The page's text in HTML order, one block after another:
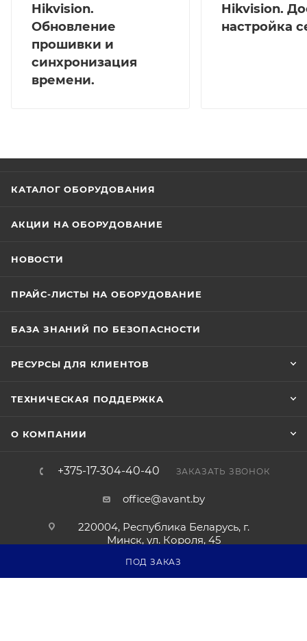
ПОД ЗАКАЗ
Hikvision.
Обновление
прошивки и
синхронизация
времени.
Hikvision.
настройка
КАТАЛОГ ОБОРУДОВАНИЯ
АКЦИИ НА ОБОРУДОВАНИЕ
НОВОСТИ
ПРАЙС-ЛИСТЫ НА ОБОРУДОВАНИЕ
БАЗА ЗНАНИЙ ПО БЕЗОПАСНОСТИ
РЕСУРСЫ ДЛЯ КЛИЕНТОВ
ТЕХНИЧЕСКАЯ ПОДДЕРЖКА
О КОМПАНИИ
+375-17-304-40-40 ЗАКАЗАТЬ ЗВОНОК
office@avant.by
220004, Республика Беларусь, г.
Минск, ул. Короля, 45